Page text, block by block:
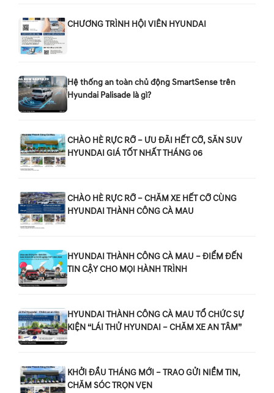
CHƯƠNG TRÌNH HỘI VIÊN HYUNDAI
Hệ thống an toàn chủ động SmartSense trên
Hyundai Palisade là gì?
CHÀO HÈ RỰC RỠ – ƯU ĐÃI HẾT CỠ, SĂN SUV
HYUNDAI GIÁ TỐT NHẤT THÁNG 06
CHÀO HÈ RỰC RỠ – CHĂM XE HẾT CỠ CÙNG
HYUNDAI THÀNH CÔNG CÀ MAU
HYUNDAI THÀNH CÔNG CÀ MAU – ĐIỂM ĐẾN
TIN CẬY CHO MỌI HÀNH TRÌNH
HYUNDAI THÀNH CÔNG CÀ MAU TỔ CHỨC SỰ
KIỆN “LÁI THỬ HYUNDAI – CHĂM XE AN TÂM”
KHỞI ĐẦU THÁNG MỚI – TRAO GỬI NIỀM TIN,
CHĂM SÓC TRỌN VẸN